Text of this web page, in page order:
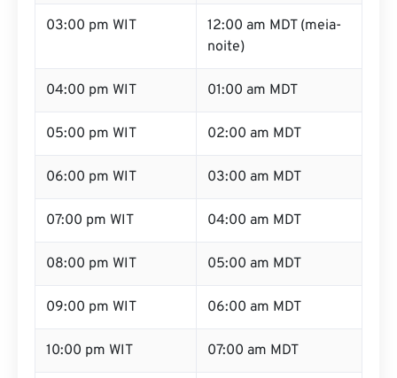
03:00 pm WIT
12:00 am MDT (meia-
noite)
04:00 pm WIT 01:00 am MDT
05:00 pm WIT 02:00 am MDT
06:00 pm WIT 03:00 am MDT
07:00 pm WIT 04:00 am MDT
08:00 pm WIT 05:00 am MDT
09:00 pm WIT 06:00 am MDT
10:00 pm WIT 07:00 am MDT